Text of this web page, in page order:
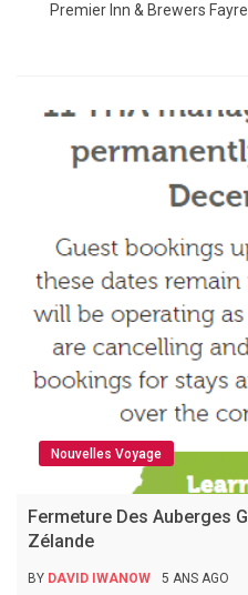
Premier Inn & Brewers
Nouvelles Voyage
Fermeture Des Auberges
Zélande
BY DAVID IWANOW 5 ANS AGO